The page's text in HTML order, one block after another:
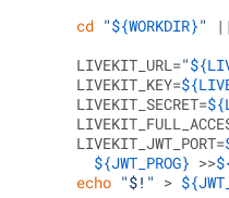
cd "${WORKDIR}"
     LIVEKIT_URL=
"
     LIVEKIT_KEY=
     LIVEKIT_SECRET=
     LIVEKIT_JWT_PORT=
${JWT_PROG} >>
echo "$!" >